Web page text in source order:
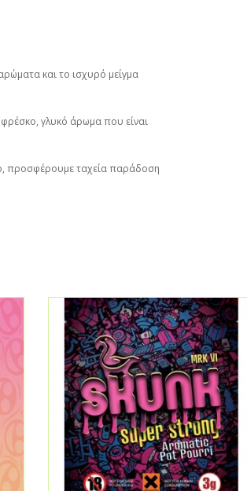
και το ισχυρό μείγμα
γλυκό άρωμα που είναι
προσφέρουμε ταχεία παράδοση